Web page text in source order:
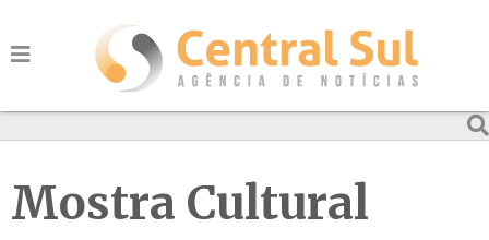
Mostra Cultural